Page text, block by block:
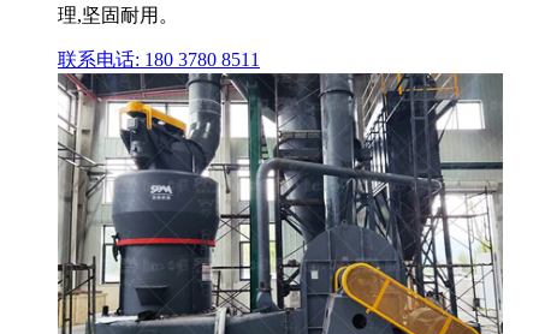
理,坚固耐用。
联系电话: 180 3780 8511